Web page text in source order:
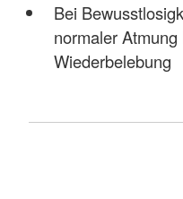
Bei
normaler
Wiederbelebung